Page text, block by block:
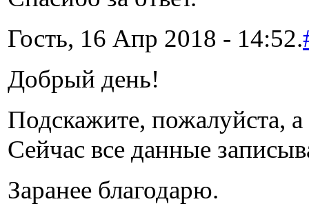
Гость, 16 Апр 2018 - 14:52.
Добрый день!
Подскажите, пожалуйста, а
Сейчас все данные
Заранее благодарю.